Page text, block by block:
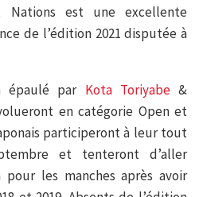
Nations est une excellente
de l’édition 2021 disputée à
épaulé par Kota Toriyabe&
en catégorie Open et
participeront à leur tout
et tenteront d’aller
les manches après avoir